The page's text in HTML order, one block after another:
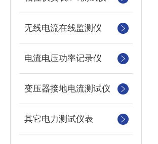
无线电流在线监测仪
电流电压功率记录仪
变压器接地电流测试仪
其它电力测试仪表